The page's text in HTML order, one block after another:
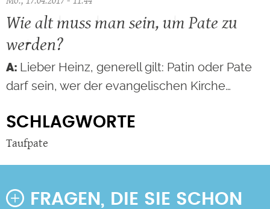
Wie alt muss man sein, um Pate zu
werden?
Lieber Heinz, generell gilt: Patin oder Pate
darf sein, wer der evangelischen Kirche…
SCHLAGWORTE
Taufpate
FRAGEN, DIE SIE SCHON